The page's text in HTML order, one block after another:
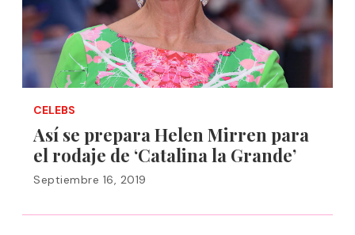
CELEBS
Así se prepara Helen Mirren para
el rodaje de ‘Catalina la Grande’
Septiembre 16, 2019